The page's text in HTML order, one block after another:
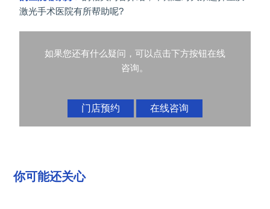
激光手术医院有所帮助呢?
如果您还有什么疑问，可以点击下方按钮在线
咨询。
门店预约 在线咨询
你可能还关心